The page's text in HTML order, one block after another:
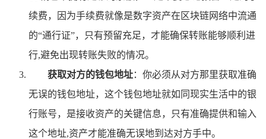
续费，因为手续费就像是数字资产在区块链网络中流通
的“通行证”，只有预留充足，才能确保转账能够顺利进
行,避免出现转账失败的情况。
获取对方的钱包地址：你必须从对方那里获取准确
无误的钱包地址，这个钱包地址就如同现实生活中的银
行账号，是接收资产的关键信息，只有准确提供和输入
这个地址,资产才能准确无误地到达对方手中。